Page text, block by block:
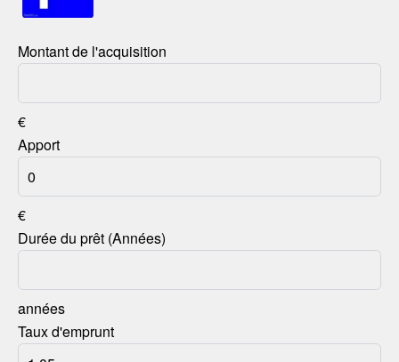
Montant de l'acquisition
€
Apport
€
Durée du prêt (Années)
années
Taux d'emprunt